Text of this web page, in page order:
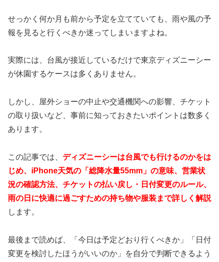
せっかく何か月も前から予定を立てていても、雨や風の予
報を見ると行くべきか迷ってしまいますよね。
実際には、台風が接近しているだけで東京ディズニーシー
が休園するケースは多くありません。
しかし、屋外ショーの中止や交通機関への影響、チケット
の取り扱いなど、事前に知っておきたいポイントは数多く
あります。
この記事では、 ディズニーシーは台風でも行けるのかをは
じめ、iPhone天気の「総降水量55mm」の意味、営業状
況の確認方法、チケットの払い戻し・日付変更のルール、
雨の日に快適に過ごすための持ち物や服装まで詳しく解説
します。
最後まで読めば、「今日は予定どおり行くべきか」「日付
変更を検討したほうがいいのか」を自分で判断できるよう